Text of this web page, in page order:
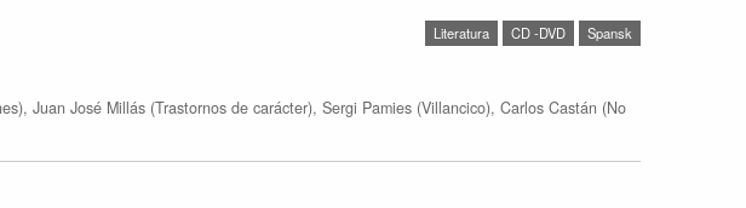
Literatura CD -DVD Spansk
Juan José Millás (Trastornos de carácter), Sergi Pamies (Villancico), Carlos Castán (No